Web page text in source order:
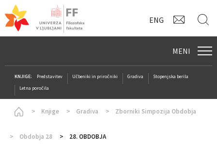
ENG
MENI
KNJIGE: Predstavitev Učbeniki in priročniki Gradiva
Stopenjska berila
Letna poročila
Homepage
Knjige Gradiva Zborniki Simpozija Obdobja
Obdobja 28 28. OBDOBJA